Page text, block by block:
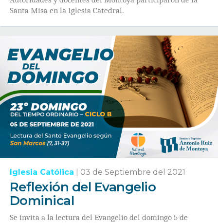
Santa Misa en la Iglesia Catedral.
Iglesia Católica 03 de Septiembre del 2021
Reflexión del Evangelio
Dominical
Se invita a la lectura del Evangelio del domingo 5 de